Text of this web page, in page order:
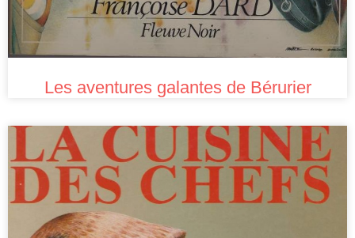
Les aventures galantes de Bérurier